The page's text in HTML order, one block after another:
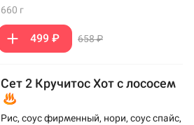
660 г
499 ₽ 658 ₽
Сет 2 Кручитос Хот с лососем
Рис, соус фирменный, нори, соус спайс,